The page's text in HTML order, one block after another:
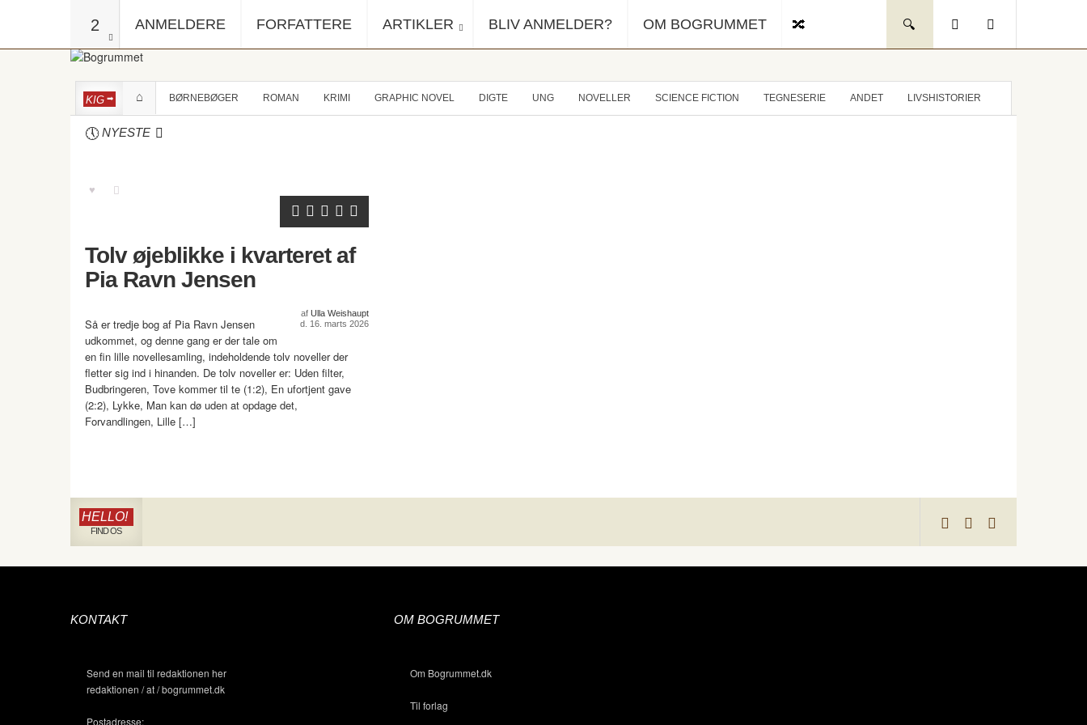
2 ANMELDERE FORFATTERE ARTIKLER BLIV ANMELDER? OM BOGRUMMET
KIG BØRNEBØGER ROMAN KRIMI GRAPHIC NOVEL DIGTE UNG NOVELLER SCIENCE FICTION TEGNESERIE ANDET LIVSHISTORIER
NYESTE
Tolv øjeblikke i kvarteret af
Pia Ravn Jensen
af Ulla Weishaupt
d. 16. marts 2026
Så er tredje bog af Pia Ravn Jensen
udkommet, og denne gang er der tale om
en fin lille novellesamling, indeholdende tolv noveller der
fletter sig ind i hinanden. De tolv noveller er: Uden filter,
Budbringeren, Tove kommer til te (1:2), En ufortjent gave
(2:2), Lykke, Man kan dø uden at opdage det,
Forvandlingen, Lille […]
HELLO!
FIND OS
KONTAKT
Send en mail til redaktionen her
redaktionen / at / bogrummet.dk
Postadresse:
OM BOGRUMMET
Om Bogrummet.dk
Til forlag